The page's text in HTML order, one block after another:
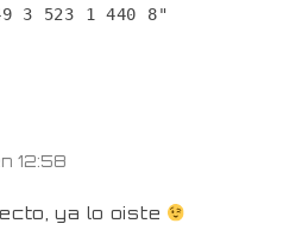
3 523 1 440 8"
12:58
ya lo oiste